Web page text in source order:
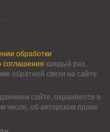
обработки
соглашения каждый раз,
обратной связи на сайте
сайте, охраняются в
числе, об авторском праве